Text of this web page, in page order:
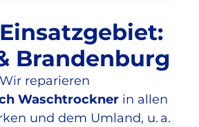
Brandenburg
Wir reparieren
Waschtrocknerin allen
und dem Umland, u. a.